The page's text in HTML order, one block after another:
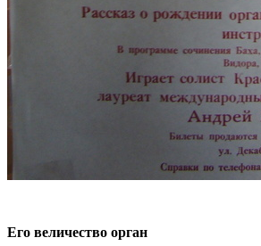
Его величество орган